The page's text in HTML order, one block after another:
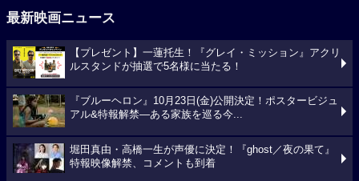
最新映画ニュース
【プレゼント】一蓮托生！『グレイ・ミッション』アクリ
ルスタンドが抽選で5名様に当たる！
『ブルーヘロン』10月23日(金)公開決定！ポスタービジュ
アル&特報解禁―ある家族を巡る今...
堀田真由・高橋一生が声優に決定！『ghost／夜の果て』
特報映像解禁、コメントも到着